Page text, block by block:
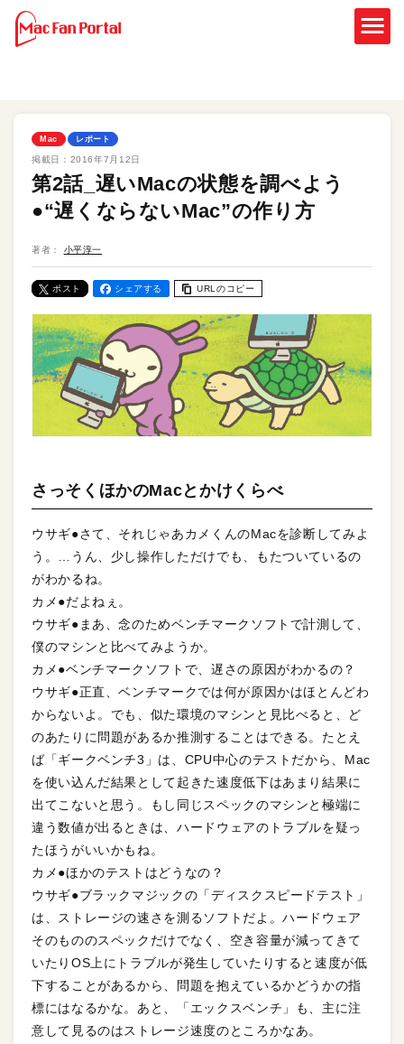
Mac レポート
掲載日： 2016年7月12日
第2話_遅いMacの状態を調べよう
●“遅くならないMac”の作り方
著者： 小平淳一
ポスト シェアする URLのコピー
さっそくほかのMacとかけくらべ
ウサギ●さて、それじゃあカメくんのMacを診断してみよ
う。…うん、少し操作しただけでも、もたついているの
がわかるね。
カメ●だよねぇ。
ウサギ●まあ、念のためベンチマークソフトで計測して、
僕のマシンと比べてみようか。
カメ●ベンチマークソフトで、遅さの原因がわかるの？
ウサギ●正直、ベンチマークでは何が原因かはほとんどわ
からないよ。でも、似た環境のマシンと見比べると、ど
のあたりに問題があるか推測することはできる。たとえ
ば「ギークベンチ3」は、CPU中心のテストだから、Mac
を使い込んだ結果として起きた速度低下はあまり結果に
出てこないと思う。もし同じスペックのマシンと極端に
違う数値が出るときは、ハードウェアのトラブルを疑っ
たほうがいいかもね。
カメ●ほかのテストはどうなの？
ウサギ●ブラックマジックの「ディスクスピードテスト」
は、ストレージの速さを測るソフトだよ。ハードウェア
そのもののスペックだけでなく、空き容量が減ってきて
いたりOS上にトラブルが発生していたりすると速度が低
下することがあるから、問題を抱えているかどうかの指
標にはなるかな。あと、「エックスベンチ」も、主に注
意して見るのはストレージ速度のところかなあ。